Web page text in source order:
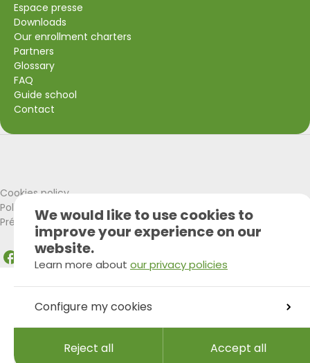
Espace presse
Downloads
Our enrollment charters
Partners
Glossary
FAQ
Guide school
Contact
Cookies policy
Politique de confidentialité
Préférences Cookies
FacebookInstagram
LinkedIn
We would like to use cookies to
improve your experience on our
website.
Learn more about our privacy policies
Configure my cookies
Reject all Accept all